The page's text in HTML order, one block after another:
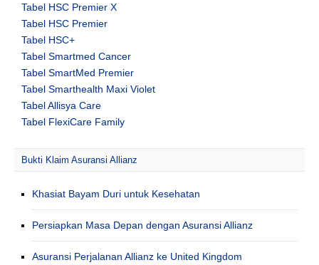
Tabel HSC Premier X
Tabel HSC Premier
Tabel HSC+
Tabel Smartmed Cancer
Tabel SmartMed Premier
Tabel Smarthealth Maxi Violet
Tabel Allisya Care
Tabel FlexiCare Family
Bukti Klaim Asuransi Allianz
Khasiat Bayam Duri untuk Kesehatan
Persiapkan Masa Depan dengan Asuransi Allianz
Asuransi Perjalanan Allianz ke United Kingdom